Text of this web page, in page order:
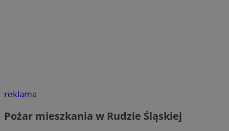
reklama
Pożar mieszkania w Rudzie Śląskiej